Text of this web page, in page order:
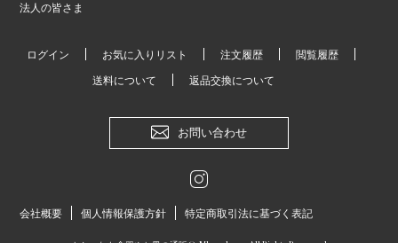
法人の皆さま
ログイン お気に入りリスト 注文履歴 閲覧履歴
送料について 返品交換について
お問い合わせ
会社概要 個人情報保護方針 特定商取引法に基づく表記